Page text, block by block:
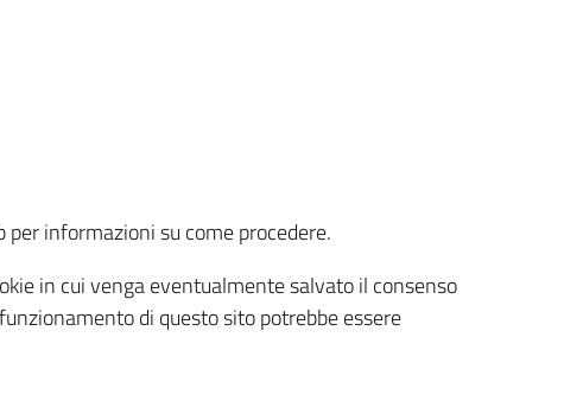
informazioni su come procedere.
in cui venga eventualmente salvato il consenso
di questo sito potrebbe essere